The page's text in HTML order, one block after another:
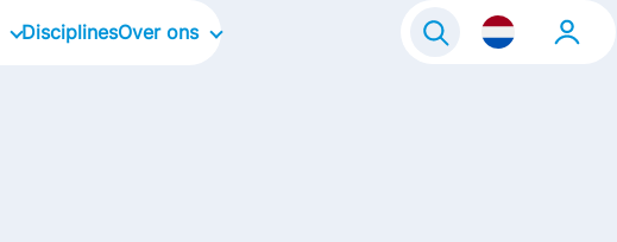
DisciplinesOver ons